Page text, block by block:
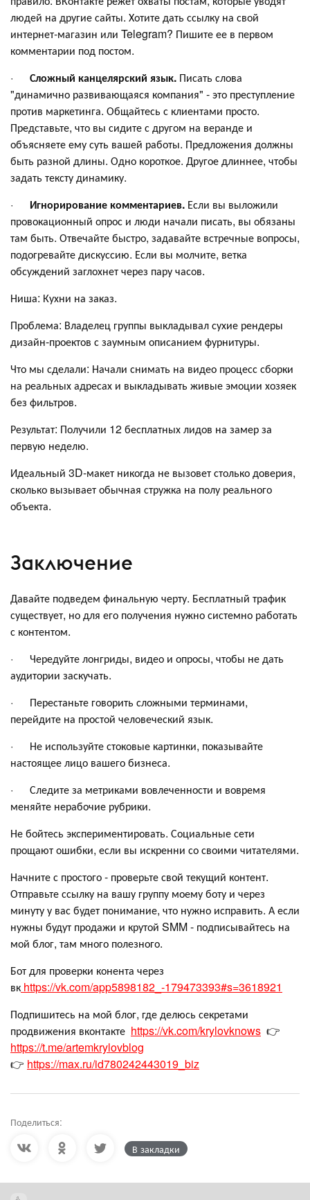
людей на другие сайты. Хотите дать ссылку на свой
интернет-магазин или Telegram? Пишите ее в первом
комментарии под постом.
· Сложный канцелярский язык. Писать слова
"динамично развивающаяся компания" - это преступление
против маркетинга. Общайтесь с клиентами просто.
Представьте, что вы сидите с другом на веранде и
объясняете ему суть вашей работы. Предложения должны
быть разной длины. Одно короткое. Другое длиннее, чтобы
задать тексту динамику.
· Игнорирование комментариев. Если вы выложили
провокационный опрос и люди начали писать, вы обязаны
там быть. Отвечайте быстро, задавайте встречные вопросы,
подогревайте дискуссию. Если вы молчите, ветка
обсуждений заглохнет через пару часов.
Ниша: Кухни на заказ.
Проблема: Владелец группы выкладывал сухие рендеры
дизайн-проектов с заумным описанием фурнитуры.
Что мы сделали: Начали снимать на видео процесс сборки
на реальных адресах и выкладывать живые эмоции хозяек
без фильтров.
Результат: Получили 12 бесплатных лидов на замер за
первую неделю.
Идеальный 3D-макет никогда не вызовет столько доверия,
сколько вызывает обычная стружка на полу реального
объекта.
Заключение
Давайте подведем финальную черту. Бесплатный трафик
существует, но для его получения нужно системно работать
с контентом.
· Чередуйте лонгриды, видео и опросы, чтобы не дать
аудитории заскучать.
· Перестаньте говорить сложными терминами,
перейдите на простой человеческий язык.
· Не используйте стоковые картинки, показывайте
настоящее лицо вашего бизнеса.
· Следите за метриками вовлеченности и вовремя
меняйте нерабочие рубрики.
Не бойтесь экспериментировать. Социальные сети
прощают ошибки, если вы искренни со своими читателями.
Начните с простого - проверьте свой текущий контент.
Отправьте ссылку на вашу группу моему боту и через
минуту у вас будет понимание, что нужно исправить. А если
нужны будут продажи и крутой SMM - подписывайтесь на
мой блог, там много полезного.
Бот для проверки конента через
вк https://vk.com/app5898182_-179473393#s=3618921
Подпишитесь на мой блог, где делюсь секретами
продвижения вконтакте https://vk.com/krylovknows 👉
https://t.me/artemkrylovblog
👉 https://max.ru/id780242443019_biz
Поделиться:
В закладки